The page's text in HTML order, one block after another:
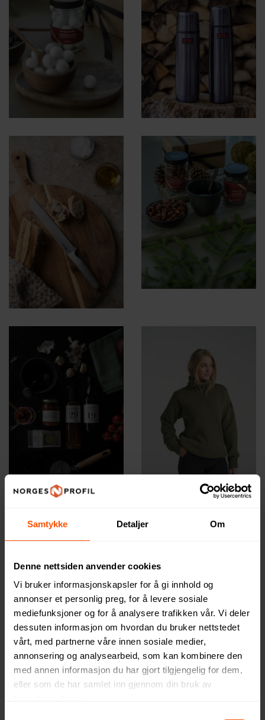
Samtykke Detaljer Om
Denne nettsiden anvender cookies
Vi bruker informasjonskapsler for å gi innhold og
annonser et personlig preg, for å levere sosiale
mediefunksjoner og for å analysere trafikken vår. Vi deler
dessuten informasjon om hvordan du bruker nettstedet
vårt, med partnerne våre innen sosiale medier,
annonsering og analysearbeid, som kan kombinere den
med annen informasjon du har gjort tilgjengelig for dem,
eller som de har samlet inn gjennom din bruk av